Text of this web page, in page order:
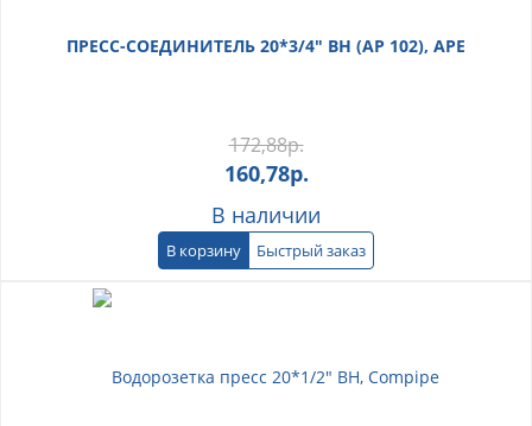
ПРЕСС-СОЕДИНИТЕЛЬ 20*3/4" ВН (АР 102), АРЕ
172,88р.
160,78р.
В наличии
В корзину Быстрый заказ